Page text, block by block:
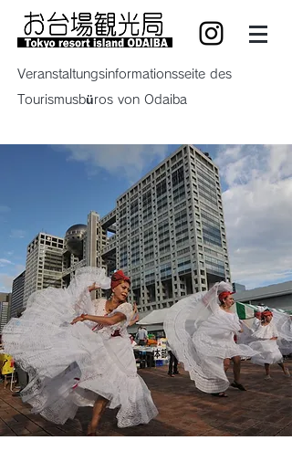
Veranstaltungsinformationsseite des
Tourismusbüros von Odaiba